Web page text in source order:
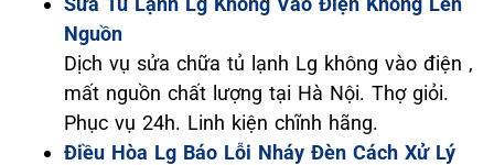
Nguồn
Dịch vụ sửa chữa tủ lạnh Lg không vào điện ,
mất nguồn chất lượng tại Hà Nội. Thợ giỏi.
Phục vụ 24h. Linh kiện chĩnh hãng.
Điều Hòa Lg Báo Lỗi Nháy Đèn Cách Xử Lý